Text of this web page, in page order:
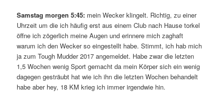
Samstag morgen 5:45: mein Wecker klingelt. Richtig, zu einer
Uhrzeit um die ich häufig erst aus einem Club nach Hause torkel
öffne ich zögerlich meine Augen und erinnere mich zaghaft
warum ich den Wecker so eingestellt habe. Stimmt, ich hab mich
ja zum Tough Mudder 2017 angemeldet. Habe zwar die letzten
1,5 Wochen wenig Sport gemacht da mein Körper sich ein wenig
dagegen gesträubt hat wie ich ihn die letzten Wochen behandelt
habe aber hey, 18 KM krieg ich immer irgendwie hin.